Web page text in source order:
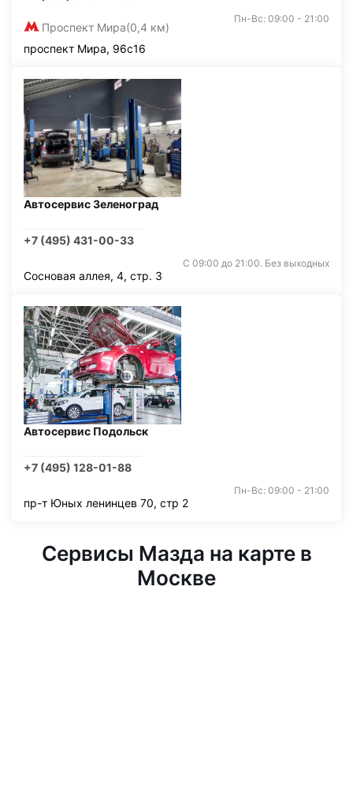
Проспект Мира(0,4 км)
Пн-Вс: 09:00 - 21:00
проспект Мира, 96с16
Автосервис Зеленоград
+7 (495) 431-00-33
С 09:00 до 21:00. Без выходных
Сосновая аллея, 4, стр. 3
Автосервис Подольск
+7 (495) 128-01-88
Пн-Вс: 09:00 - 21:00
пр-т Юных ленинцев 70, стр 2
Сервисы Мазда на карте в
Москве